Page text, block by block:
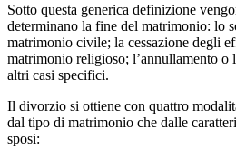
Sotto questa generica definizione
determinano la fine del matrimonio: lo
matrimonio civile; la cessazione degli
matrimonio religioso; l’annullamento
altri casi specifici.
Il divorzio si ottiene con quattro
dal tipo di matrimonio che dalle
sposi: